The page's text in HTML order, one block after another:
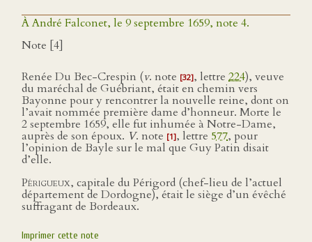
À André Falconet, le 9 septembre 1659, note 4.
Note [4]
Renée Du Bec-Crespin (v. note [32], lettre 224), veuve
du maréchal de Guébriant, était en chemin vers
Bayonne pour y rencontrer la nouvelle reine, dont on
l’avait nommée première dame d’honneur. Morte le
2 septembre 1659, elle fut inhumée à Notre-Dame,
auprès de son époux. V. note [1], lettre 577, pour
l’opinion de Bayle sur le mal que Guy Patin disait
d’elle.
Périgueux, capitale du Périgord (chef-lieu de l’actuel
département de Dordogne), était le siège d’un évêché
suffragant de Bordeaux.
Imprimer cette note